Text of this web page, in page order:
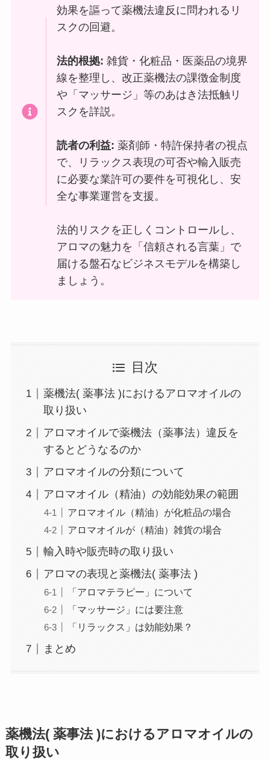
効果を謳って薬機法違反に問われるリ
スクの回避。
法的根拠: 雑貨・化粧品・医薬品の境界
線を整理し、改正薬機法の課徴金制度
や「マッサージ」等のあはき法抵触リ
スクを詳説。
読者の利益:薬剤師・特許保持者の視点
で、リラックス表現の可否や輸入販売
に必要な業許可の要件を可視化し、安
全な事業運営を支援。
法的リスクを正しくコントロールし、
アロマの魅力を「信頼される言葉」で
届ける盤石なビジネスモデルを構築し
ましょう。
目次
薬機法( 薬事法 )におけるアロマオイルの
取り扱い
アロマオイルで薬機法（薬事法）違反を
するとどうなるのか
アロマオイルの分類について
アロマオイル（精油）の効能効果の範囲
アロマオイル（精油）が化粧品の場合
アロマオイルが（精油）雑貨の場合
輸入時や販売時の取り扱い
アロマの表現と薬機法( 薬事法 )
「アロマテラピー」について
「マッサージ」には要注意
「リラックス」は効能効果？
まとめ
薬機法( 薬事法 )におけるアロマオイルの
取り扱い